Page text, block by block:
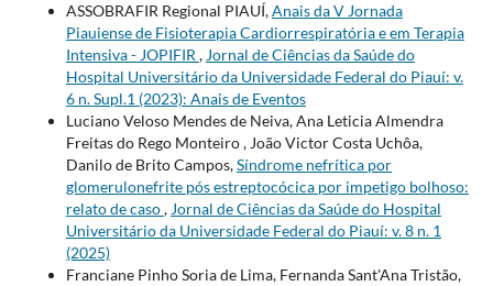
ASSOBRAFIR Regional PIAUÍ,Anais da V Jornada
Piauiense de Fisioterapia Cardiorrespiratória e em Terapia
Intensiva - JOPIFIR , Jornal de Ciências da Saúde do
Hospital Universitário da Universidade Federal do Piauí: v.
6 n. Supl.1 (2023): Anais de Eventos
Luciano Veloso Mendes de Neiva, Ana Leticia Almendra
Freitas do Rego Monteiro , João Victor Costa Uchôa,
Danilo de Brito Campos,Síndrome nefrítica por
glomerulonefrite pós estreptocócica por impetigo bolhoso:
relato de caso, Jornal de Ciências da Saúde do Hospital
Universitário da Universidade Federal do Piauí: v. 8 n. 1
(2025)
Franciane Pinho Soria de Lima, Fernanda Sant'Ana Tristão,